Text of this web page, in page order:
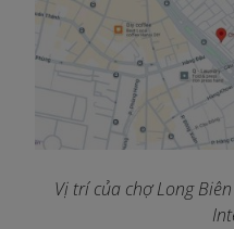
Vị trí của chợ Long